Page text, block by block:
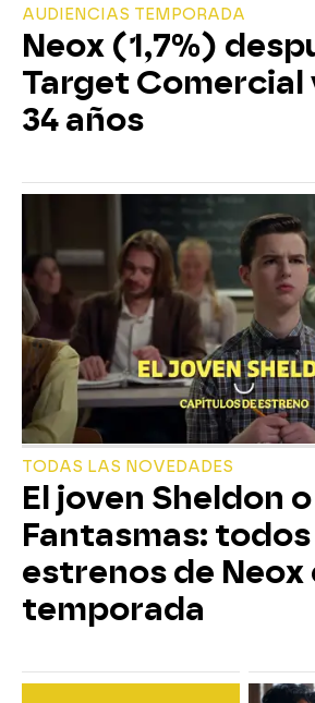
AUDIENCIAS TEMPORADA
Neox (1,7%)
Target Comercial
34 años
TODAS LAS NOVEDADES
El joven Sheldon o
Fantasmas:
estrenos de Neox
temporada